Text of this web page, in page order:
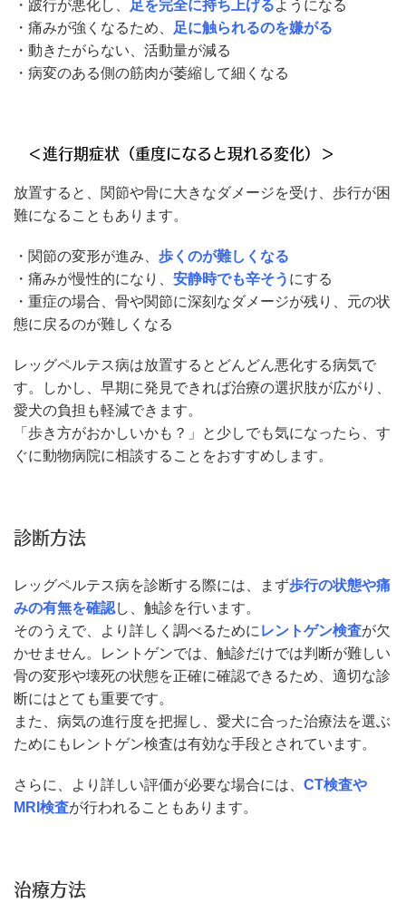
・跛行が悪化し、 足を完全に持ち上げるようになる
・痛みが強くなるため、
足に触られるのを嫌がる
・動きたがらない、活動量が減る
・病変のある側の筋肉が萎縮して細くなる
＜進行期症状（重度になると現れる変化）＞
放置すると、関節や骨に大きなダメージを受け、歩行が困
難になることもあります。
・関節の変形が進み、 歩くのが難しくなる
・痛みが慢性的になり、 安静時でも辛そう にする
・重症の場合、骨や関節に深刻なダメージが残り、元の状
態に戻るのが難しくなる
レッグペルテス病は放置するとどんどん悪化する病気で
す。しかし、早期に発見できれば治療の選択肢が広がり、
愛犬の負担も軽減できます。
「歩き方がおかしいかも？」と少しでも気になったら、す
ぐに動物病院に相談することをおすすめします。
診断方法
レッグペルテス病を診断する際には、まず歩行の状態や痛
みの有無を確認し、触診を行います。
そのうえで、より詳しく調べるために レントゲン検査が欠
かせません。レントゲンでは、触診だけでは判断が難しい
骨の変形や壊死の状態を正確に確認できるため、適切な診
断にはとても重要です。
また、病気の進行度を把握し、愛犬に合った治療法を選ぶ
ためにもレントゲン検査は有効な手段とされています。
さらに、より詳しい評価が必要な場合には、 CT検査や
MRI検査が行われることもあります。
治療方法